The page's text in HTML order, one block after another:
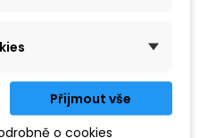
Přijmout vše
o cookies